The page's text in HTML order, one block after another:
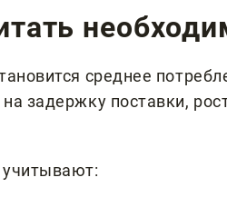
среднее
задержку поставки,